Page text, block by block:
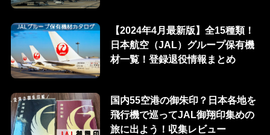
【2024年4月最新版】全15種類！
日本航空（JAL）グループ保有機
材一覧！登録退役情報まとめ
国内55空港の御朱印？日本各地を
飛行機で巡ってJAL御翔印集めの
旅に出よう！収集レビュー